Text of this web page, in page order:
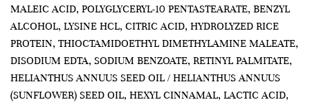
MALEIC ACID, POLYGLYCERYL-10 PENTASTEARATE, BENZYL
ALCOHOL, LYSINE HCL, CITRIC ACID, HYDROLYZED RICE
PROTEIN, THIOCTAMIDOETHYL DIMETHYLAMINE MALEATE,
DISODIUM EDTA, SODIUM BENZOATE, RETINYL PALMITATE,
HELIANTHUS ANNUUS SEED OIL / HELIANTHUS ANNUUS
(SUNFLOWER) SEED OIL, HEXYL CINNAMAL, LACTIC ACID,